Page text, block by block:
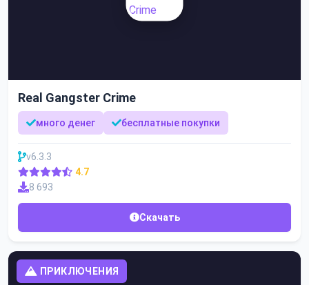
Real Gangster Crime
много денег бесплатные покупки
v6.3.3
4.7
8 693
Скачать
ПРИКЛЮЧЕНИЯ